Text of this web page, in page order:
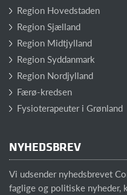
Region Hovedstaden
Region Sjælland
Region Midtjylland
Region Syddanmark
Region Nordjylland
Færø-kredsen
Fysioterapeuter i Grønland
NYHEDSBREV
Vi udsender nyhedsbrevet
faglige og politiske nyheder,